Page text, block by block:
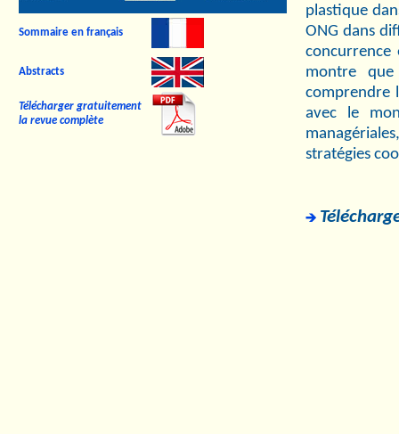
Sommaire en français
Abstracts
Télécharger gratuitement
la revue complète
plastique
ONG dans
concurrence
montre
comprendre
avec le
stratégies